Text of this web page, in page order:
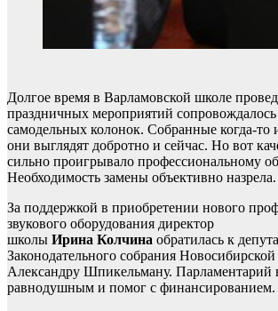
Долгое время в Варламовской школе
праздничных мероприятий
самодельных колонок. Собранные когда-то
они выглядят добротно и сейчас. Но вот
сильно проигрывало профессиональному
Необходимость замены объективно назрела.
За поддержкой в приобретении нового
звукового оборудования директор
школы Ирина Колчина обратилась к
Законодательного собрания Новосибирской
Александру Шпикельману. Парламентарий
равнодушным и помог с финансированием.